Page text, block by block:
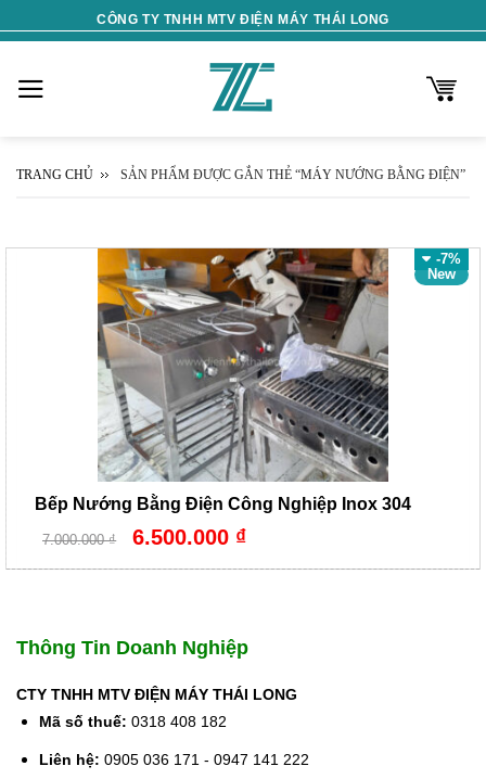
to
CÔNG TY TNHH MTV ĐIỆN MÁY THÁI LONG
TRANG CHỦ SẢN PHẨM ĐƯỢC GẮN THẺ “MÁY NƯỚNG BẰNG ĐIỆN”
-7%
New
Bếp Nướng Bằng Điện Công Nghiệp Inox 304
7.000.000₫
Giá
gốc
7.000.000 ₫.
6.500.000 ₫Giá
hiện
là:
Thông Tin Doanh Nghiệp
CTY TNHH MTV ĐIỆN MÁY THÁI LONG
Mã số thuế: 0318 408 182
Liên hệ: 0905 036 171 - 0947 141 222